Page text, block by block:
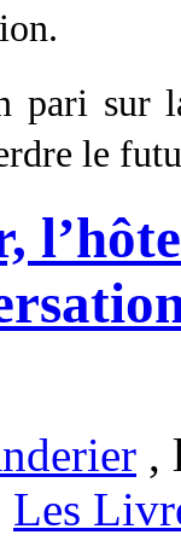
pari sur
le
,
Les